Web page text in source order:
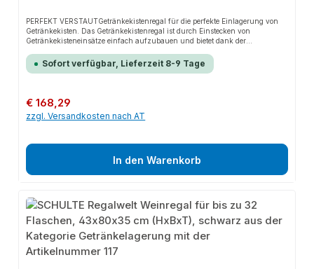
PERFEKT VERSTAUTGetränkekistenregal für die perfekte Einlagerung von
Getränkekisten. Das Getränkekistenregal ist durch Einstecken von
Getränkekisteneinsätze einfach aufzubauen und bietet dank der
Lagerung. Mit diesem Weinregal schaffen Sie dem idealen Stauraum Ihrer
Getränkekisten.PERFEKTES MAßAnders als bei aufgestapelten Kisten, ist der
Hauses.Unsere Regale werden ohne chemische Zusatzstoffe oder
Weichmacher nach streng überwachten Richtlinien in Deutschland
produziert. So können wir eine gleichbleibende, hohe und langlebige
schwarz/silber
Sofort verfügbar, Lieferzeit 8-9 Tage
Regulärer Preis:
€ 168,29
zzgl. Versandkosten nach AT
In den Warenkorb